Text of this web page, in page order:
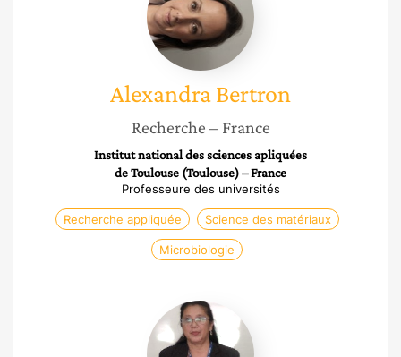
AlexandraBertron
Recherche – France
Institut national des sciences apliquées
de Toulouse (Toulouse) – France
Professeure des universités
Recherche appliquée Science des matériaux
Microbiologie
Veroniaina
Rajaonary
Razafitrimo